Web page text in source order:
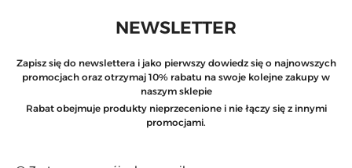
NEWSLETTER
Zapisz się do newslettera i jako pierwszy dowiedz się o najnowszych
promocjach oraz otrzymaj 10% rabatu na swoje kolejne zakupy w
naszym sklepie
Rabat obejmuje produkty nieprzecenione i nie łączy się z innymi
promocjami.